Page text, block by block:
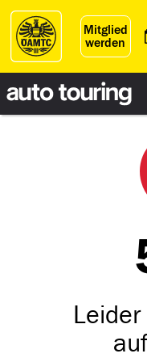
Mitglied
werden